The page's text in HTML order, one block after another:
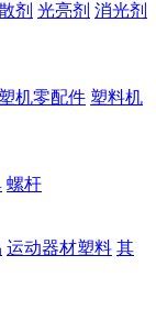
剂 光亮剂 消光剂
塑机零配件 塑料机
螺杆
运动器材塑料 其